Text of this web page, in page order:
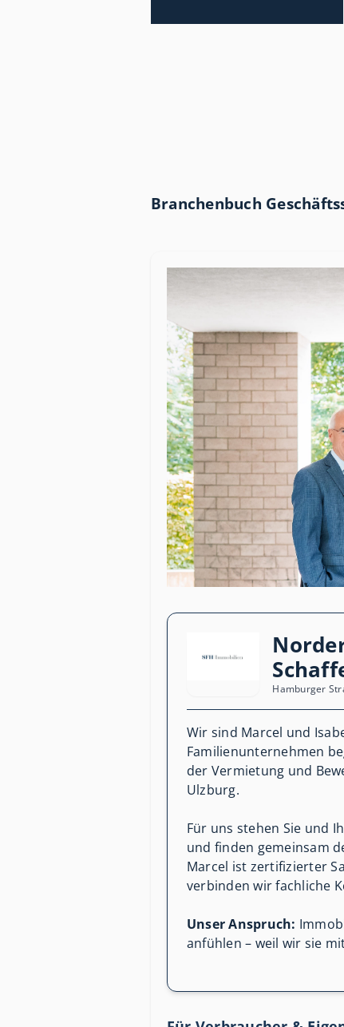
Branchenbuch
Hamburger
Wir sind Marcel und
Familienunternehmen
der Vermietung und
Ulzburg.
Für uns stehen Sie und
und finden gemeinsam
Marcel ist zertifizierter
verbinden wir fachliche
Unser Anspruch:
anfühlen – weil wir sie